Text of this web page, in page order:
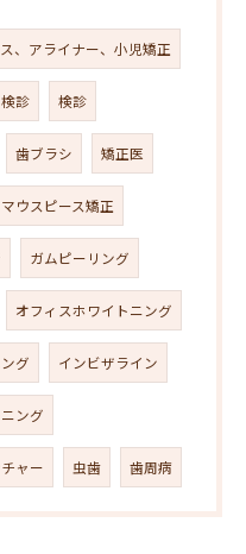
、アライナー、小児矯正
診 検診
歯ブラシ 矯正医
マウスピース矯正
ガムピーリング
オフィスホワイトニング
グ インビザライン
ング
ャー 虫歯 歯周病